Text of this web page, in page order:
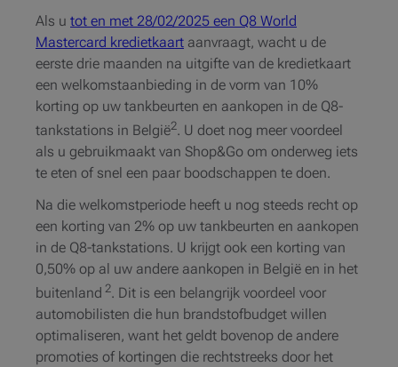
Als u tot en met 28/02/2025 een Q8 World
Mastercard kredietkaart aanvraagt, wacht u de
eerste drie maanden na uitgifte van de kredietkaart
een welkomstaanbieding in de vorm van 10%
korting op uw tankbeurten en aankopen in de Q8-
tankstations in België2. U doet nog meer voordeel
als u gebruikmaakt van Shop&Go om onderweg iets
te eten of snel een paar boodschappen te doen.
Na die welkomstperiode heeft u nog steeds recht op
een korting van 2% op uw tankbeurten en aankopen
in de Q8-tankstations. U krijgt ook een korting van
0,50% op al uw andere aankopen in België en in het
buitenland 2. Dit is een belangrijk voordeel voor
automobilisten die hun brandstofbudget willen
optimaliseren, want het geldt bovenop de andere
promoties of kortingen die rechtstreeks door het